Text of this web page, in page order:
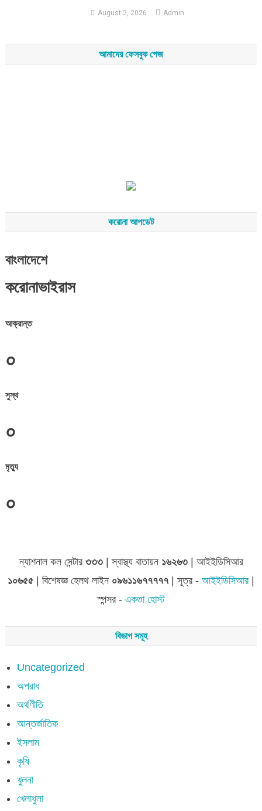
August 2, 2026 Admin
আমাদের ফেসবুক পেজ
করোনা আপডেট
বাংলাদেশে
করোনাভাইরাস
আক্রান্ত
০
সুস্থ
০
মৃত্যু
০
ন্যাশনাল কল সেন্টার ৩৩৩| স্বাস্থ্য বাতায়ন ১৬২৬৩| আইইডিসিআর
১০৬৫৫ | বিশেষজ্ঞ হেলথ লাইন ০৯৬১১৬৭৭৭৭৭| সূত্র - আইইডিসিআর|
স্পন্সর - একতা হোস্ট
বিভাগ সমূহ
Uncategorized
অপরাধ
অর্থণীতি
আন্তর্জাতিক
ইসলাম
কৃষি
খুলনা
খেলাধুলা